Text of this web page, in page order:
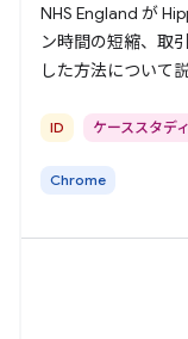
NHS England が
ン時間の短縮、取
した方法について
ID ケーススタディ
Chrome